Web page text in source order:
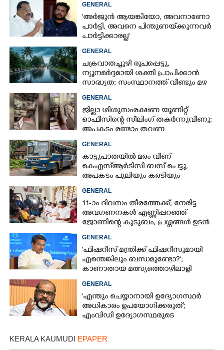
ഹൈക്കോടതി
GENERAL
'അർജുൻ ആയങ്കിയോ, അവനാണോ
പാർട്ടി, അവനെ പിന്തുണയ്‌ക്കുന്നവർ
പാർട്ടിക്കാരല്ല'
GENERAL
ചക്രവാതച്ചുഴി രൂപപ്പെട്ടു,
ന്യൂനമർദ്ദമായി ശക്തി പ്രാപിക്കാൻ
സാദ്ധ്യത; സംസ്ഥാനത്ത് വീണ്ടും മഴ
GENERAL
ജില്ലാ ശിശുസംരക്ഷണ യൂണിറ്റ്
ഓഫീസിന്റെ സീലിംഗ് തകർന്നുവീണു;
അപകടം രണ്ടാം തവണ
GENERAL
കാട്ടുപാതയിൽ മരം വീണ്
കെഎസ്‌ആർടിസി ബസ് പെട്ടു,
അപകടം പുലിയും കരടിയും
GENERAL
11-ാം ദിവസം തീരത്തേക്ക്; നേരിട്ട
അവഗണനകൾ എണ്ണിപ്പറഞ്ഞ്
ജോണിന്റെ കുടുബം,​ പ്രശ്നങ്ങൾ ഉടൻ
GENERAL
'ഫിഷറീസ് മന്ത്രിക്ക് ഫിഷറീസുമായി
എന്തെങ്കിലും ബന്ധമുണ്ടോ?';
കാണാതായ മത്സ്യത്തൊഴിലാളി
GENERAL
'എന്തും ചെയ്യാനായി ഉദ്യോഗസ്ഥർ
അധികാരം ഉപയോഗിക്കരുത്';
എംവിഡി ഉദ്യോഗസ്ഥരുടെ
KERALA KAUMUDI EPAPER